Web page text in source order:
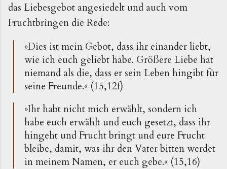
das Liebesgebot angesiedelt und auch vom
Fruchtbringen die Rede:
»Dies ist mein Gebot, dass ihr einander liebt,
wie ich euch geliebt habe. Größere Liebe hat
niemand als die, dass er sein Leben hingibt für
seine Freunde.« (15,12f)
»Ihr habt nicht mich erwählt, sondern ich
habe euch erwählt und euch gesetzt, dass ihr
hingeht und Frucht bringt und eure Frucht
bleibe, damit, was ihr den Vater bitten werdet
in meinem Namen, er euch gebe.« (15,16)